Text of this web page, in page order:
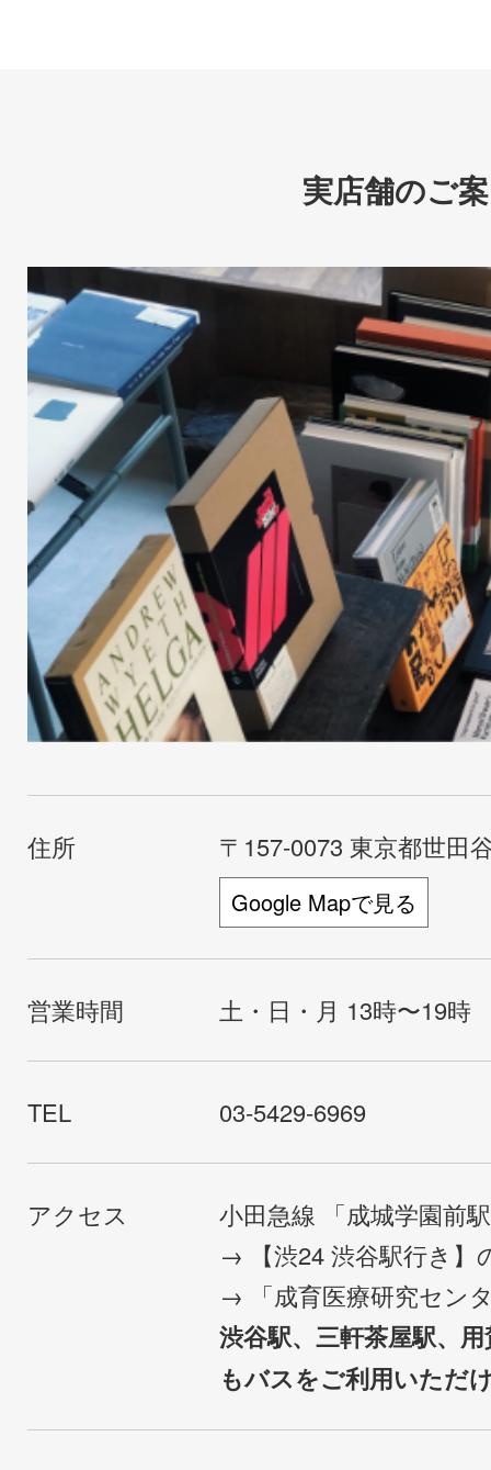
実店舗のご
住所 〒157-0073 東京都世田
Google Mapで見る
営業時間 土・日・月 13時〜19時
TEL 03-5429-6969
アクセス
小田急線 「成城学園前
→ 【渋24 渋谷駅行き】
→ 「成育医療研究セン
渋谷駅、三軒茶屋駅、
もバスをご利用いただ